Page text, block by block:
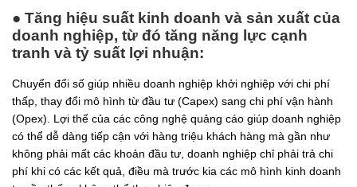
● Tăng hiệu suất kinh doanh và sản xuất của
doanh nghiệp, từ đó tăng năng lực cạnh
tranh và tỷ suất lợi nhuận:
Chuyển đổi số giúp nhiều doanh nghiệp khởi nghiệp với chi phí
thấp, thay đổi mô hình từ đầu tư (Capex) sang chi phí vận hành
(Opex). Lợi thế của các công nghệ quảng cáo giúp doanh nghiệp
có thể dễ dàng tiếp cận với hàng triệu khách hàng mà gần như
không phải mất các khoản đầu tư, doanh nghiệp chỉ phải trả chi
phí khi có các kết quả, điều mà trước kia các mô hình kinh doanh